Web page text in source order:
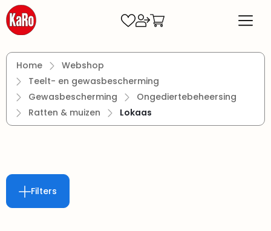
Ga naar de hoofdinhoud
Home
Webshop
Teelt- en gewasbescherming
Gewasbescherming
Ongediertebeheersing
Ratten & muizen
Lokaas
Filters